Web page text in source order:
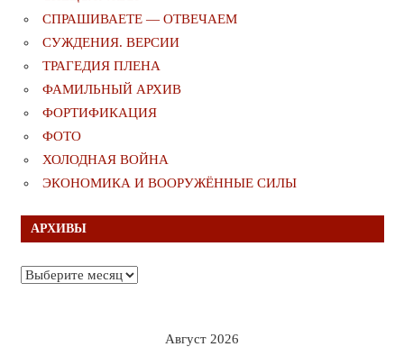
СПРАШИВАЕТЕ — ОТВЕЧАЕМ
СУЖДЕНИЯ. ВЕРСИИ
ТРАГЕДИЯ ПЛЕНА
ФАМИЛЬНЫЙ АРХИВ
ФОРТИФИКАЦИЯ
ФОТО
ХОЛОДНАЯ ВОЙНА
ЭКОНОМИКА И ВООРУЖЁННЫЕ СИЛЫ
АРХИВЫ
Архивы
Август 2026